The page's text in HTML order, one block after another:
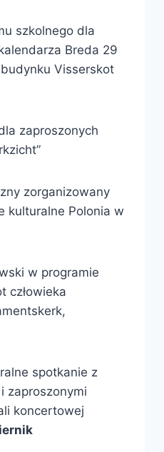
szkolnego dla
Breda 29
Visserskot
zaproszonych
zorganizowany
kulturalne Polonia w
w programie
człowieka
spotkanie z
zaproszonymi
koncertowej